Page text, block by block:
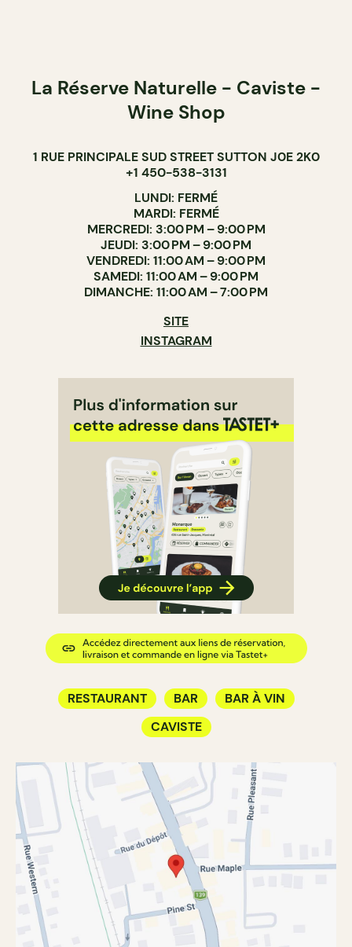
La Réserve Naturelle - Caviste -
Wine Shop
1 RUE PRINCIPALE SUD STREET SUTTON J0E 2K0
+1 450-538-3131
LUNDI: FERMÉ
MARDI: FERMÉ
MERCREDI: 3:00 PM – 9:00 PM
JEUDI: 3:00 PM – 9:00 PM
VENDREDI: 11:00 AM – 9:00 PM
SAMEDI: 11:00 AM – 9:00 PM
DIMANCHE: 11:00 AM – 7:00 PM
SITE
INSTAGRAM
RESTAURANT BAR
BAR À VIN
CAVISTE